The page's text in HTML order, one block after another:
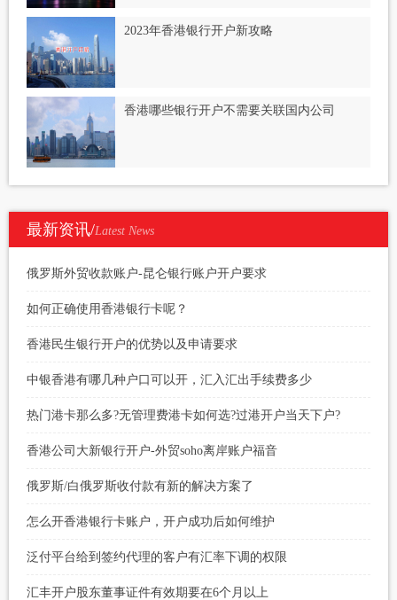
2023年香港银行开户新攻略
香港哪些银行开户不需要关联国内公司
最新资讯/Latest News
俄罗斯外贸收款账户-昆仑银行账户开户要求
如何正确使用香港银行卡呢？
香港民生银行开户的优势以及申请要求
中银香港有哪几种户口可以开，汇入汇出手续费多少
热门港卡那么多?无管理费港卡如何选?过港开户当天下户?
香港公司大新银行开户-外贸soho离岸账户福音
俄罗斯/白俄罗斯收付款有新的解决方案了
怎么开香港银行卡账户，开户成功后如何维护
泛付平台给到签约代理的客户有汇率下调的权限
汇丰开户股东董事证件有效期要在6个月以上